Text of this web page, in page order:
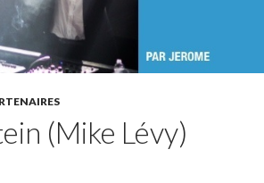
(Mike Lévy)